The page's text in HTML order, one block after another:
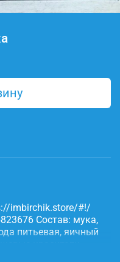
imbirchik.store/#!/
Состав: мука,
питьевая, яичный
красители.